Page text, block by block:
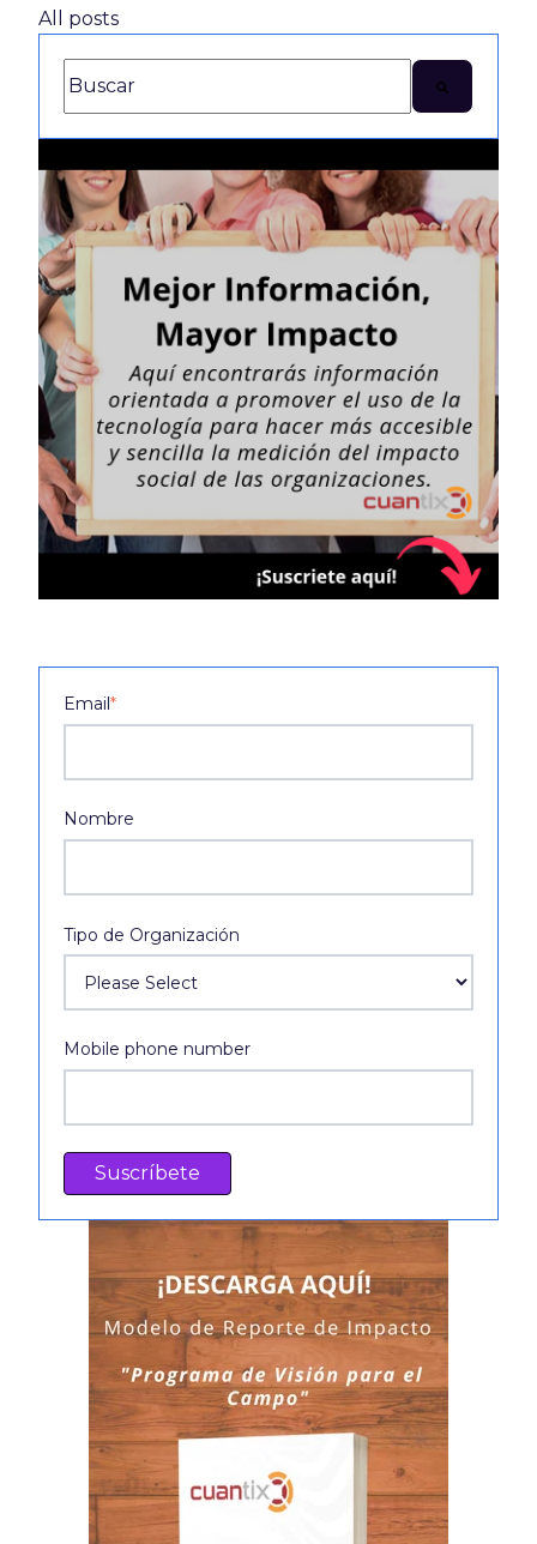
All posts
Este é um campo de pesquisa com recurso de
Email*
Nombre
Tipo de Organización
Mobile phone number